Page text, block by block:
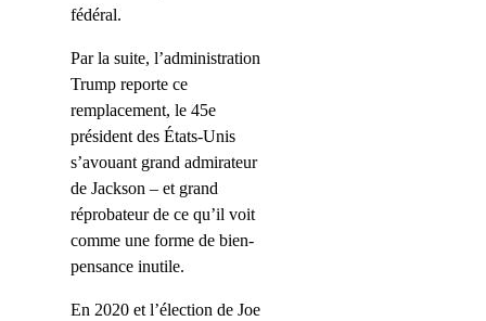
fédéral.
Par la suite, l’administration
Trump reporte ce
remplacement, le 45e
président des États-Unis
s’avouant grand admirateur
de Jackson – et grand
réprobateur de ce qu’il voit
comme une forme de bien-
pensance inutile.
En 2020 et l’élection de Joe